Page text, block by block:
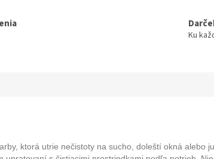
Ku
ktorá utrie nečistoty na sucho, doleští okná alebo ju